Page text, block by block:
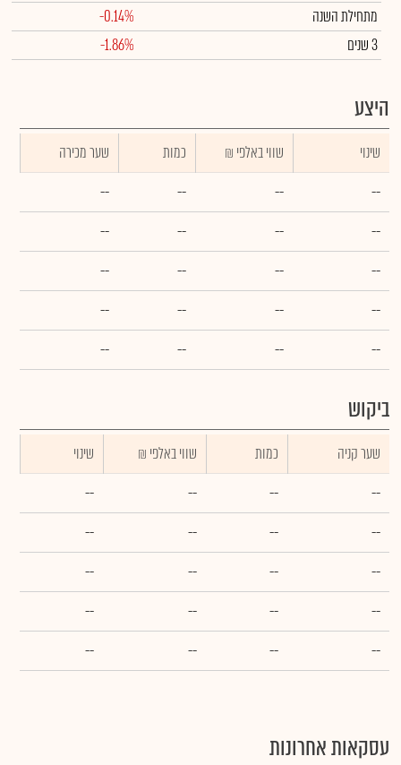
מתחילת השנה
-0.14%
3 שנים
-1.86%
היצע
שינוי ₪ שווי באלפי כמות
שער מכירה
--
--
--
--
--
--
--
--
--
--
--
--
--
--
--
--
--
--
--
--
ביקוש
שער קניה כמות ₪ שווי באלפי
שינוי
--
--
--
--
--
--
--
--
--
--
--
--
--
--
--
--
--
--
--
--
עסקאות אחרונות